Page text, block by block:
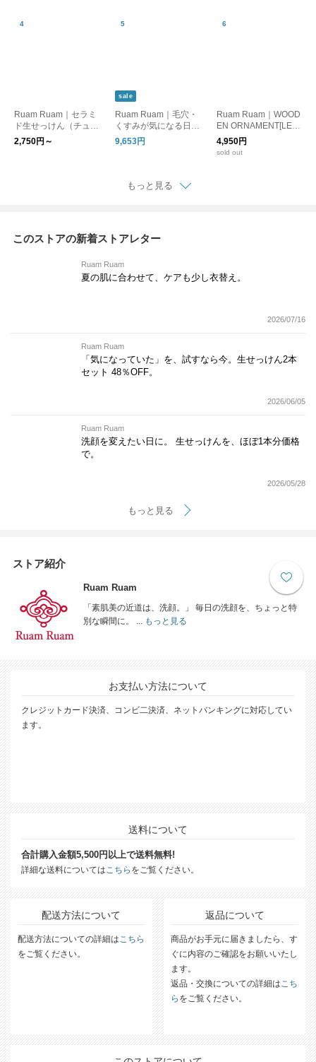
Ruam Ruam｜セラミ
ド生せっけん（チュー
ブ）
2,750円～
sale
Ruam Ruam｜毛穴・
くすみが気になる日
に。落とす×うるおす
基本セット。
9,653円
Ruam Ruam｜WOOD
EN ORNAMENT[LEA
F]｜ウッドオーナメン
ト
4,950円
sold out
もっと見る
このストアの新着ストアレター
Ruam Ruam
夏の肌に合わせて、ケアも少し衣替え。
2026/07/16
Ruam Ruam
「気になっていた」を、試すなら今。生せっけん2本
セット 48％OFF。
2026/06/05
Ruam Ruam
洗顔を変えたい日に。 生せっけんを、ほぼ1本分価格
で。
2026/05/28
もっと見る
ストア紹介
Ruam Ruam
「素肌美の近道は、洗顔。」 毎日の洗顔を、ちょっと特
別な瞬間に。 ...もっと見る
お支払い方法について
クレジットカード決済、コンビ二決済、ネットバンキングに対応してい
ます。
送料について
配送方法について 返品について
商品がお手元に届きましたら、す
ぐに内容のご確認をお願いいたし
ます。